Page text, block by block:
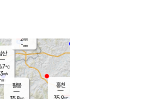
산
℃
m/s
mm
팔봉
홍천
2m/s
-mm